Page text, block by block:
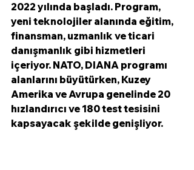
2022 yılında başladı. Program,
yeni teknolojiler alanında eğitim,
finansman, uzmanlık ve ticari
danışmanlık gibi hizmetleri
içeriyor. NATO, DIANA programı
alanlarını büyütürken, Kuzey
Amerika ve Avrupa genelinde 20
hızlandırıcı ve 180 test tesisini
kapsayacak şekilde genişliyor.